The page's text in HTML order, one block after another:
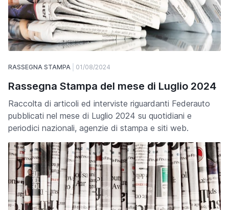
RASSEGNA STAMPA 01/08/2024
Rassegna Stampa del mese di Luglio 2024
Raccolta di articoli ed interviste riguardanti Federauto
pubblicati nel mese di Luglio 2024 su quotidiani e
periodici nazionali, agenzie di stampa e siti web.